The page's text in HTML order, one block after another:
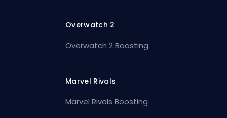
Overwatch 2
Overwatch 2 Boosting
Marvel Rivals
Marvel Rivals Boosting